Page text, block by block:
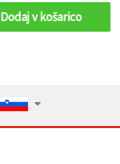
Dodaj v košarico